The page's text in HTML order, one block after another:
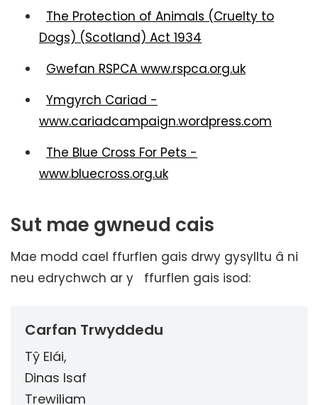
The Protection of Animals (Cruelty to
Dogs) (Scotland) Act 1934
Gwefan RSPCA www.rspca.org.uk
Ymgyrch Cariad -
www.cariadcampaign.wordpress.com
The Blue Cross For Pets -
www.bluecross.org.uk
Sut mae gwneud cais
Mae modd cael ffurflen gais drwy gysylltu â ni
neu edrychwch ar y ffurflen gais isod:
Carfan Trwyddedu
Tŷ Elái,
Dinas Isaf
Trewiliam